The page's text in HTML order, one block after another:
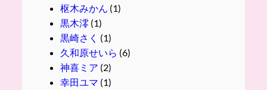
枢木みかん (1)
黒木澪 (1)
黒崎さく (1)
久和原せいら (6)
神喜ミア (2)
幸田ユマ (1)